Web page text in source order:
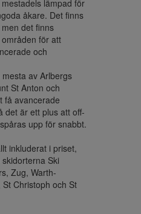
lämpad för
åkare. Det finns
det finns
för att
och
av Arlbergs
St Anton och
få avancerade
det är ett plus att off-
upp för snabbt.
inkluderat i priset,
Ski
Zug, Warth-
Christoph och St